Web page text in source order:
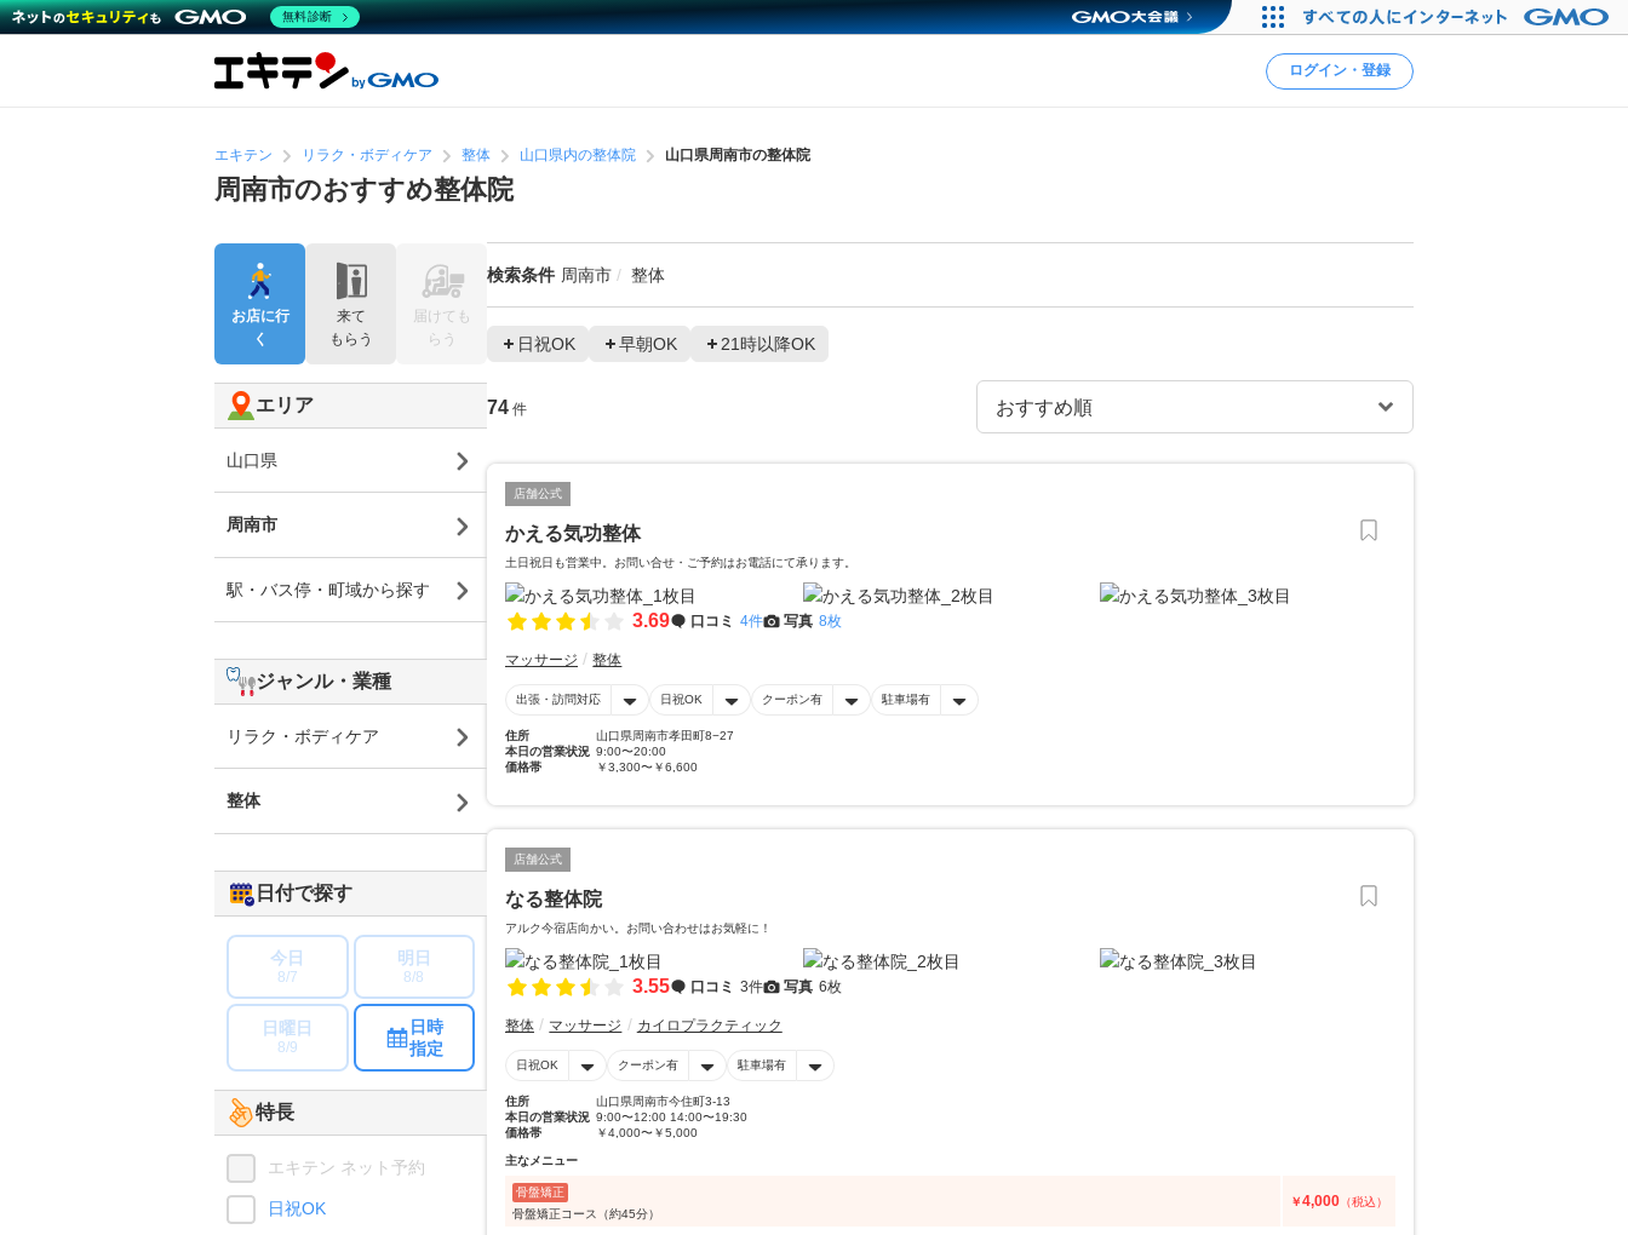
ログイン・登録
エキテン リラク・ボディケア 整体 山口県内の整体院 山口県周南市の整体院
周南市のおすすめ整体院
検索条件 周南市 整体
日祝OK 早朝OK 21時以降OK
74 件
店舗公式
かえる気功整体
土日祝日も営業中。お問い合せ・ご予約はお電話にて承ります。
3.69 口コミ 4件 写真 8枚
マッサージ 整体
出張・訪問対応 日祝OK クーポン有 駐車場有
住所
山口県周南市孝田町8−27
本日の営業状況 9:00〜20:00
価格帯
￥3,300〜￥6,600
店舗公式
なる整体院
アルク今宿店向かい。お問い合わせはお気軽に！
3.55 口コミ 3件 写真 6枚
整体 マッサージ カイロプラクティック
日祝OK クーポン有 駐車場有
住所
山口県周南市今住町3-13
本日の営業状況 9:00〜12:00 14:00〜19:30
価格帯
￥4,000〜￥5,000
主なメニュー
骨盤矯正
骨盤矯正コース（約45分）
￥4,000 （税込）
お店に行
く
来て
もらう
届けても
らう
エリア
山口県
周南市
駅・バス停・町域から探す
ジャンル・業種
リラク・ボディケア
整体
日付で探す
今日
8/7
明日
8/8
日曜日
8/9
日時
指定
特長
エキテン ネット予約
日祝OK
無料診断